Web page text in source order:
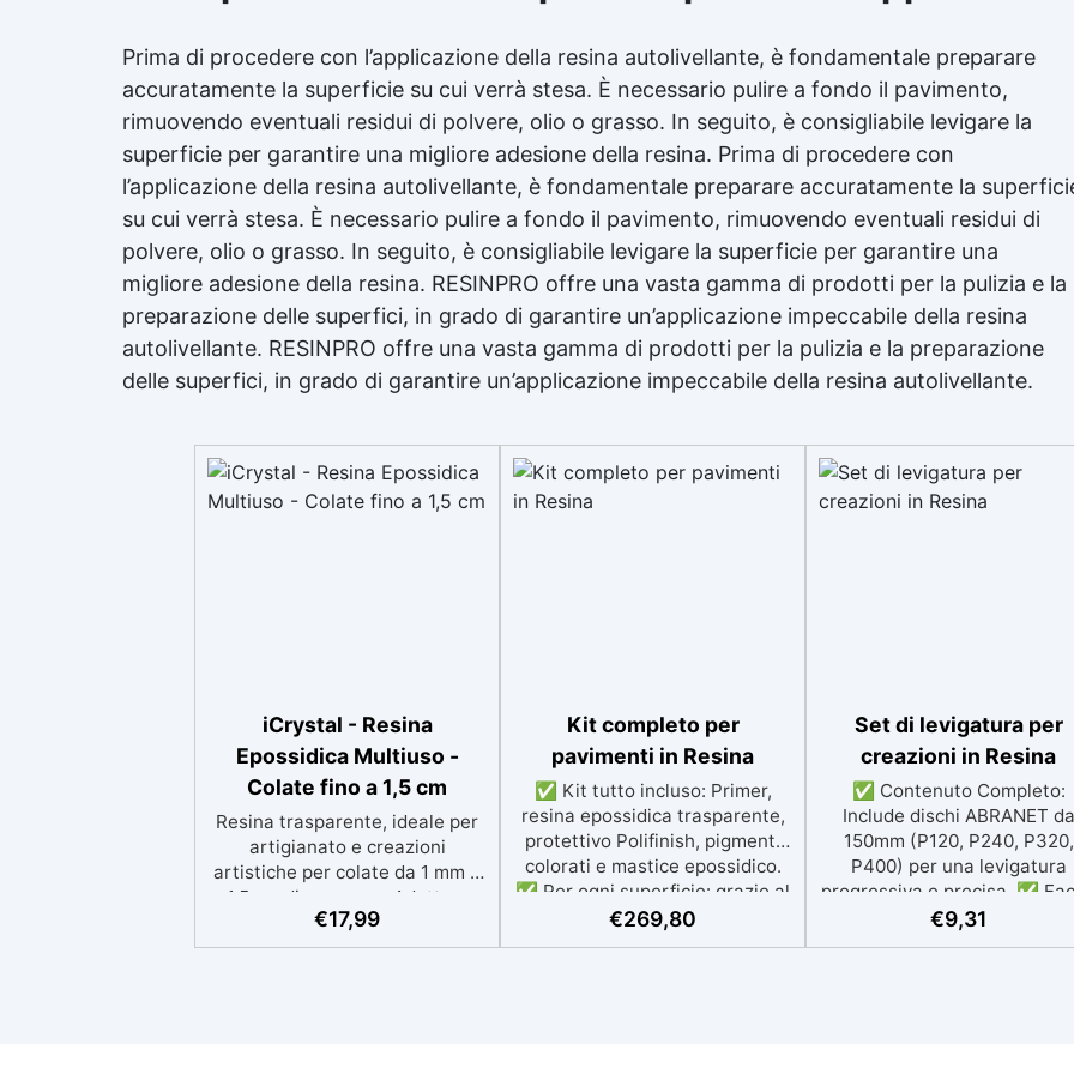
Prima di procedere con l’applicazione della resina autolivellante, è fondamentale preparare
accuratamente la superficie su cui verrà stesa. È necessario pulire a fondo il pavimento,
rimuovendo eventuali residui di polvere, olio o grasso. In seguito, è consigliabile levigare la
superficie per garantire una migliore adesione della resina. Prima di procedere con
l’applicazione della resina autolivellante, è fondamentale preparare accuratamente la
su cui verrà stesa. È necessario pulire a fondo il pavimento, rimuovendo eventuali residui di
polvere, olio o grasso. In seguito, è consigliabile levigare la superficie per garantire una
migliore adesione della resina. RESINPRO offre una vasta gamma di prodotti per la pulizia e la
preparazione delle superfici, in grado di garantire un’applicazione impeccabile della resina
autolivellante. RESINPRO offre una vasta gamma di prodotti per la pulizia e la preparazione
delle superfici, in grado di garantire un’applicazione impeccabile della resina autolivellante.
iCrystal - Resina
Epossidica Multiuso -
Colate fino a 1,5 cm
Resina trasparente, ideale per
artigianato e creazioni
artistiche per colate da 1 mm a
1,5 cm di spessore. Adatta a
Tutti grazie al facile rapporto di
miscelazione 2:1, garantisce un
€17,99
Kit completo per
pavimenti in Resina
✅ Kit tutto incluso: Primer,
resina epossidica trasparente,
protettivo Polifinish, pigmenti
colorati e mastice epossidico.
✅ Per ogni superficie: grazie al
primer universale è applicabile
sia su calcestruzzo, piastrelle e
€269,80
Set di levigatura per
creazioni in Resina
✅ Contenuto Completo:
Include dischi ABRANET da
150mm (P120, P240, P320,
P400) per una levigatura
progressiva e precisa. ✅
da Usare: Inizia con la
bassa (P120) per
€9,31